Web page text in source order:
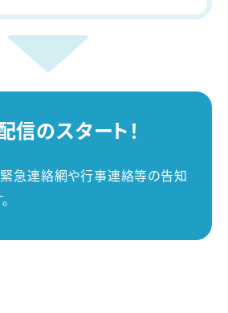
信のスタート！
緊急連絡網や行事連絡等の告知